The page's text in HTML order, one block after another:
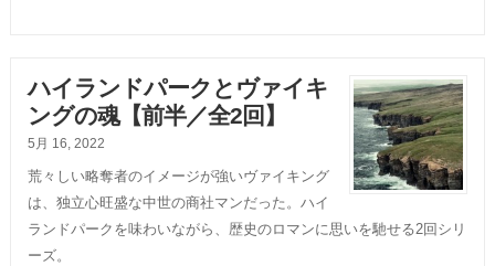
ハイランドパークとヴァイキ
ングの魂【前半／全2回】
5月 16, 2022
荒々しい略奪者のイメージが強いヴァイキング
は、独立心旺盛な中世の商社マンだった。ハイ
ランドパークを味わいながら、歴史のロマンに思いを馳せる2回シリ
ーズ。